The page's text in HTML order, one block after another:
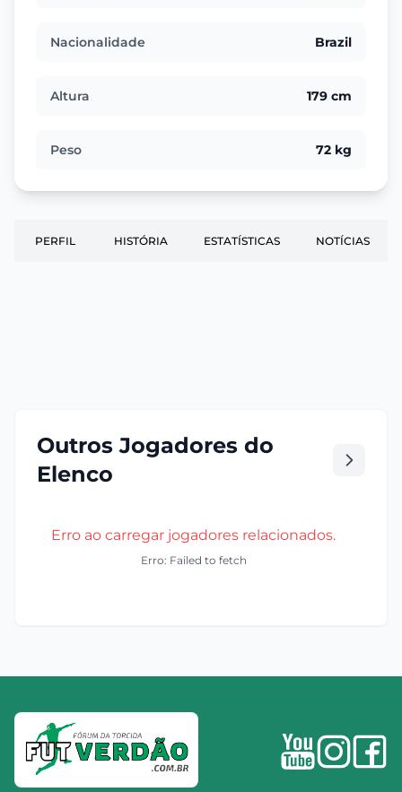
Nacionalidade Brazil
Altura 179 cm
Peso 72 kg
PERFIL HISTÓRIA ESTATÍSTICAS NOTÍCIAS
Outros Jogadores do
Elenco
Erro ao carregar jogadores relacionados.
Erro: Failed to fetch